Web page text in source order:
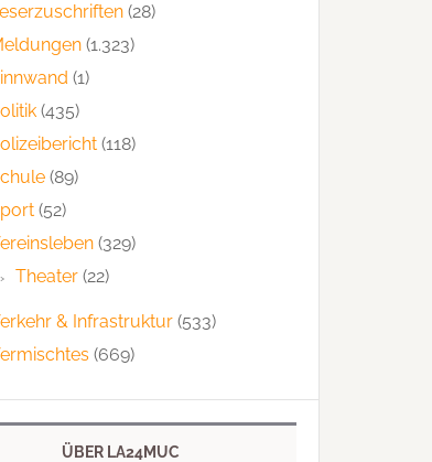
(28)
(1.323)
(1)
(435)
(118)
(89)
(52)
(329)
Theater (22)
& Infrastruktur (533)
(669)
ÜBER LA24MUC